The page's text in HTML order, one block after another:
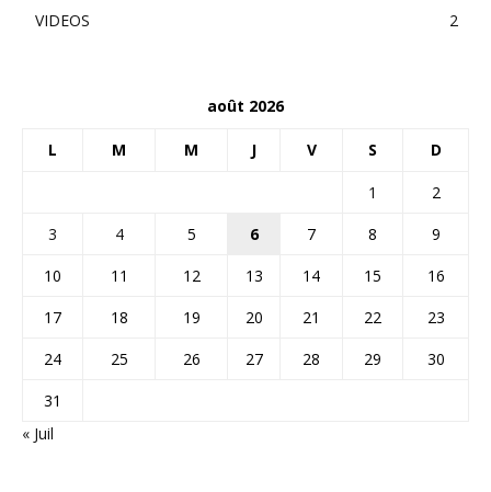
VIDEOS
2
août 2026
L M M J V S D
1
2
3
4 5 6 7 8
9
10
11 12 13 14 15
16
17
18 19 20 21 22
23
24
25 26 27 28 29
30
31
« Juil